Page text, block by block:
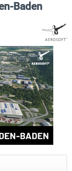
sim-wings Hamburg
Baden